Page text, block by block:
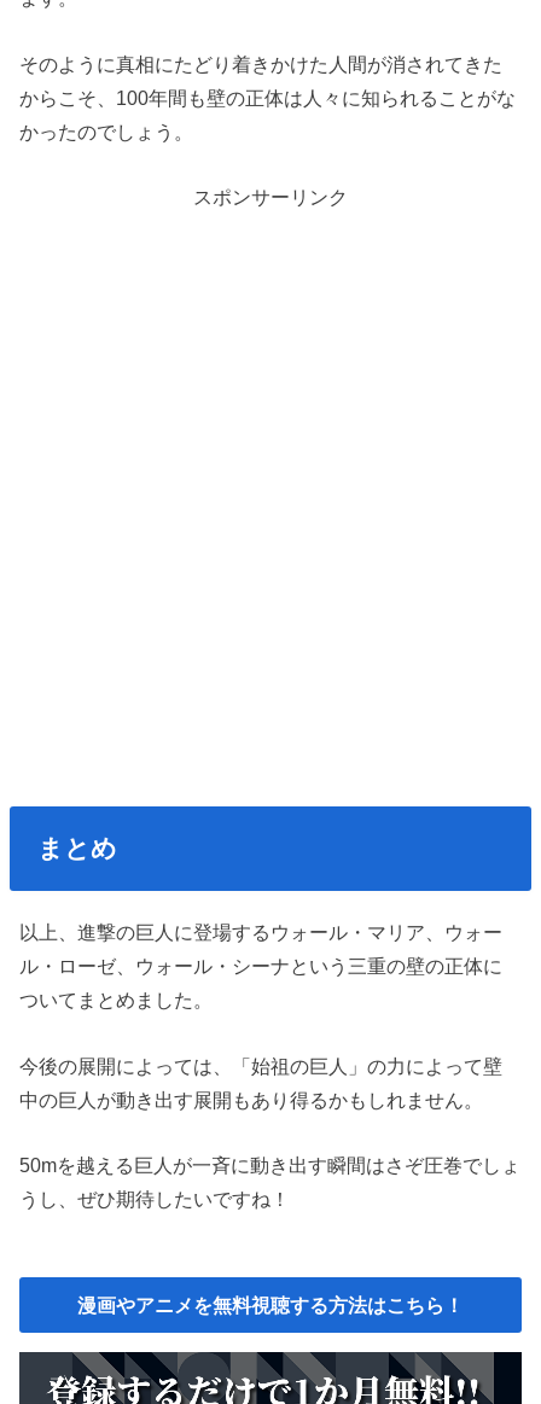
そのように真相にたどり着きかけた人間が消されてきた
からこそ、100年間も壁の正体は人々に知られることがな
かったのでしょう。
スポンサーリンク
まとめ
以上、進撃の巨人に登場するウォール・マリア、ウォー
ル・ローゼ、ウォール・シーナという三重の壁の正体に
ついてまとめました。
今後の展開によっては、「始祖の巨人」の力によって壁
中の巨人が動き出す展開もあり得るかもしれません。
50mを越える巨人が一斉に動き出す瞬間はさぞ圧巻でしょ
うし、ぜひ期待したいですね！
漫画やアニメを無料視聴する方法はこちら！